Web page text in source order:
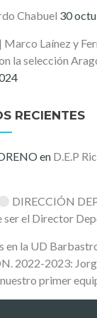
Chabuel 30
Marco Laínez y
la selección
RECIENTES
en D.E.P
DIRECCIÓN
ser el Director
en la UD
2022-2023:
primer